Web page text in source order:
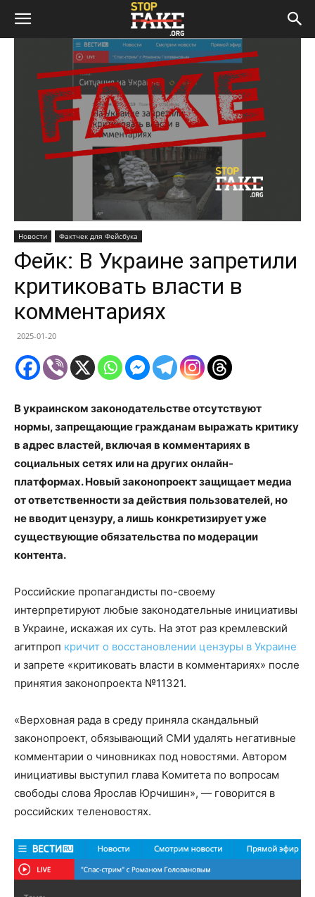
Новости Фактчек для Фейсбука
Фейк: В Украине запретили
критиковать власти в
комментариях
2025-01-20
В украинском законодательстве отсутствуют
нормы, запрещающие гражданам выражать критику
в адрес властей, включая в комментариях в
социальных сетях или на других онлайн-
платформах. Новый законопроект защищает медиа
от ответственности за действия пользователей, но
не вводит цензуру, а лишь конкретизирует уже
существующие обязательства по модерации
контента.
Российские пропагандисты по-своему
интерпретируют любые законодательные инициативы
в Украине, искажая их суть. На этот раз кремлевский
агитпроп кричит о восстановлении цензуры в Украине
и запрете «критиковать власти в комментариях» после
принятия законопроекта №11321.
«Верховная рада в среду приняла скандальный
законопроект, обязывающий СМИ удалять негативные
комментарии о чиновниках под новостями. Автором
инициативы выступил глава Комитета по вопросам
свободы слова Ярослав Юрчишин», — говорится в
российских теленовостях.